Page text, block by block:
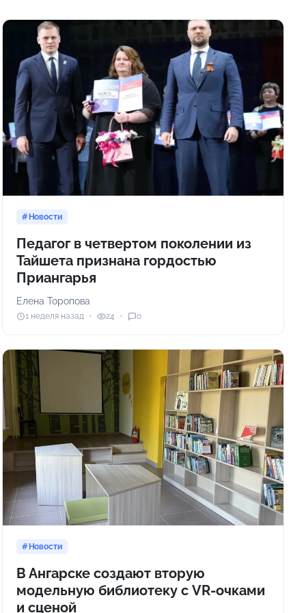
Новости
Педагог в четвертом поколении из
Тайшета признана гордостью
Приангарья
Елена Торопова
1 неделя назад 24 0
Новости
В Ангарске создают вторую
модельную библиотеку с VR-очками
и сценой